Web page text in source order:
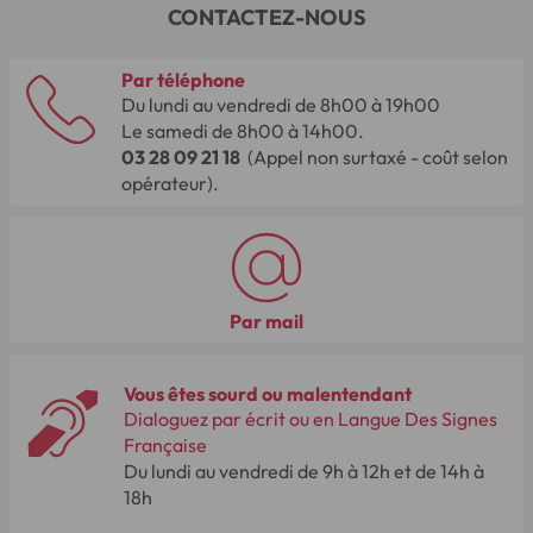
CONTACTEZ-NOUS
Par téléphone
Du lundi au vendredi de 8h00 à 19h00
Le samedi de 8h00 à 14h00.
03 28 09 21 18 (Appel non surtaxé - coût selon
opérateur).
Par mail
Vous êtes sourd ou malentendant
Dialoguez par écrit ou en Langue Des Signes
Française
Du lundi au vendredi de 9h à 12h et de 14h à
18h